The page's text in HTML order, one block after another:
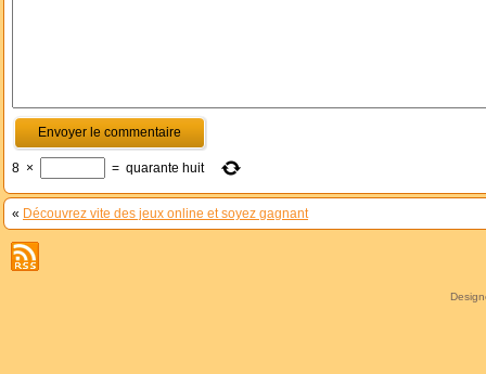
8 × = quarante huit
« Découvrez vite des jeux online et soyez gagnant